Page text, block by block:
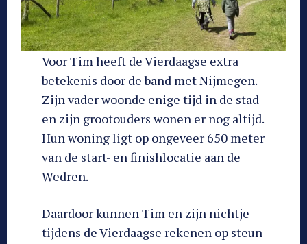
Voor Tim heeft de Vierdaagse extra
betekenis door de band met Nijmegen.
Zijn vader woonde enige tijd in de stad
en zijn grootouders wonen er nog altijd.
Hun woning ligt op ongeveer 650 meter
van de start- en finishlocatie aan de
Wedren.
Daardoor kunnen Tim en zijn nichtje
tijdens de Vierdaagse rekenen op steun